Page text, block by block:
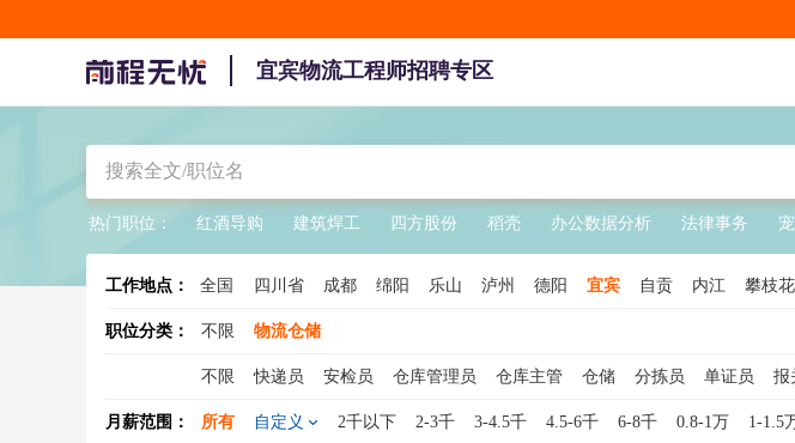
宜宾物流工程师招聘专区
热门职位： 红酒导购 建筑焊工 四方股份 稻壳 办公数据分析 法律事务
工作地点： 全国 四川省 成都 绵阳 乐山 泸州 德阳 宜宾 自贡 内江 攀枝花
阿坝
凉山
职位分类： 不限 物流仓储
不限 快递员 安检员 仓库管理员 仓库主管 仓储 分拣员 单证员 报
调度员
集装箱业务 物流销售 京东快递员 仓库文员 装卸工 物流客服
月薪范围： 所有 自定义 2千以下 2-3千 3-4.5千 4.5-6千 6-8千 0.8-1万 1-1.5